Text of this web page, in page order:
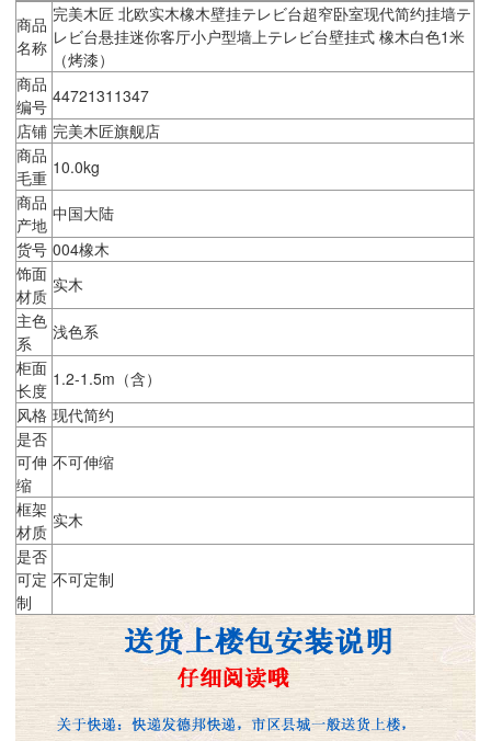
商品
名称
完美木匠 北欧实木橡木壁挂テレビ台超窄卧室现代简约挂墙テ
レビ台悬挂迷你客厅小户型墙上テレビ台壁挂式 橡木白色1米
（烤漆）
商品
编号 44721311347
店铺 完美木匠旗舰店
商品
毛重 10.0kg
商品
产地
中国大陆
货号 004橡木
饰面
材质
实木
主色
系
浅色系
柜面
长度
1.2-1.5m（含）
风格 现代简约
是否
可伸
缩
不可伸缩
框架
材质
实木
是否
可定
制
不可定制